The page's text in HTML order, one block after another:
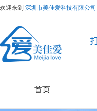
欢迎来到 深圳市美佳爱科技有限公司
首页